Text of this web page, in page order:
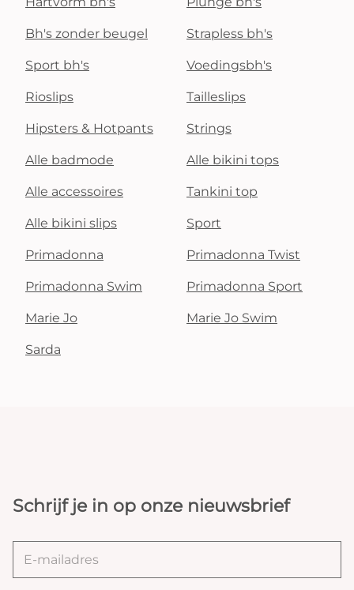
Bh's zonder beugel Strapless bh's
Sport bh's Voedingsbh's
Rioslips Tailleslips
Hipsters & Hotpants Strings
Alle badmode Alle bikini tops
Alle accessoires Tankini top
Alle bikini slips Sport
Primadonna Primadonna Twist
Primadonna Swim Primadonna Sport
Marie Jo Marie Jo Swim
Sarda
Schrijf je in op onze nieuwsbrief